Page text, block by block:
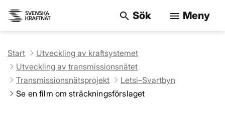
search Sök menu Meny
Start
Utveckling av kraftsystemet
Utveckling av transmissionsnätet
Transmissionsnätsprojekt
Letsi–Svartbyn
Se en film om sträckningsförslaget